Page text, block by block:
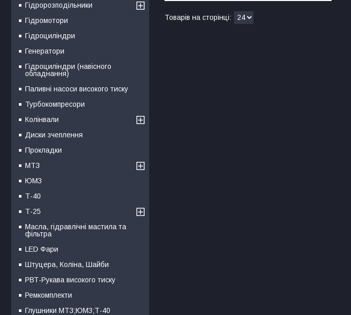
Гідророзподільники
Гідромотори
Гідроциліндри
Генератори
Гідроциліндри (навісного
обладнання)
Паливні насоси високого тиску
Турбокомпресори
Колінвали
Диски зчеплення
Прокладки
МТЗ
ЮМЗ
Т-40
Т-25
Масла, гідравлічні мастила та
фільтра
LED Фари
Штуцера, Коліна, Шайби
РВТ-Рукава високого тиску
Ремкомплекти
Глушники МТЗ;ЮМЗ;Т-40